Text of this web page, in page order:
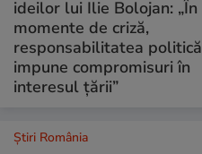
ideilor lui Ilie Bolojan: „În
momente de criză,
responsabilitatea politică
impune compromisuri în
interesul țării”
Știri România